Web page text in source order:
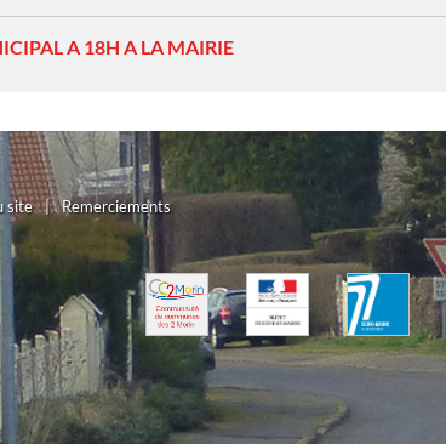
A 18H A LA MAIRIE
site | Remerciements